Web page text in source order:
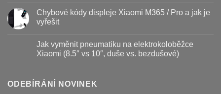
jak
prodloužit
životnost
vyměnit
brzdové
destičky
na
koloběžce
u
textu
s
poruchy
koloběžek
Kugoo
opravit
Chybové kódy displeje Xiaomi M365 / Pro a jak je
vyřešit
textu
s
displeje
Jak vyměnit pneumatiku na elektrokoloběžce
Xiaomi (8.5″ vs 10″, duše vs. bezdušové)
textu
ODEBÍRÁNÍ NOVINEK